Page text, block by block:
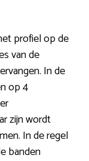
profiel op de
van de
In de
op 4
zijn wordt
In de regel
banden